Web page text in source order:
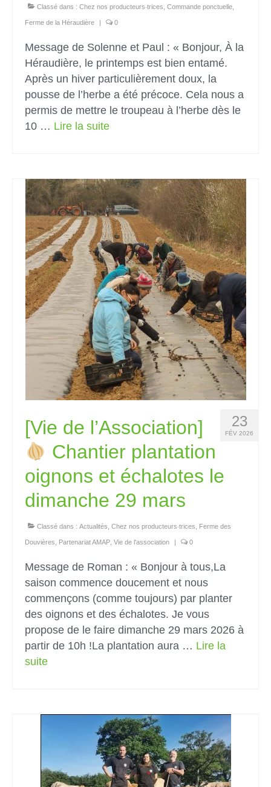
Classé dans : Chez nos producteurs‧trices Commande ponctuelle
Ferme de la Héraudière 0
Message de Solenne et Paul : « Bonjour, À la
Héraudière, le printemps est bien entamé.
Après un hiver particulièrement doux, la
pousse de l’herbe a été précoce. Cela nous a
permis de mettre le troupeau à l’herbe dès le
10 … Lire la suite­­
23
FÉV 2026
[Vie de l’Association]
Chantier plantation
oignons et échalotes le
dimanche 29 mars
Classé dans : Actualités Chez nos producteurs‧trices Ferme des
Douvières Partenariat AMAP Vie de l'association 0
Message de Roman : « Bonjour à tous,La
saison commence doucement et nous
commençons (comme toujours) par planter
des oignons et des échalotes. Je vous
propose de le faire dimanche 29 mars 2026 à
partir de 10h !La plantation aura … Lire la
suite­­